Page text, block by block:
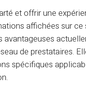
et offrir une
affichées sur ce
avantageuses
de prestataires.
spécifiques